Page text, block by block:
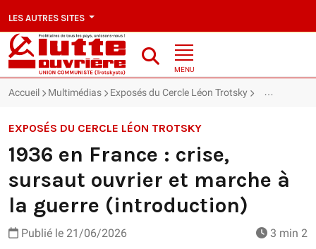
LES AUTRES SITES
MENU
Accueil Multimédias Exposés du Cercle Léon Trotsky 1936 en
EXPOSÉS DU CERCLE LÉON TROTSKY
1936 en France : crise,
sursaut ouvrier et marche à
la guerre (introduction)
Publié le 21/06/2026 3 min 2